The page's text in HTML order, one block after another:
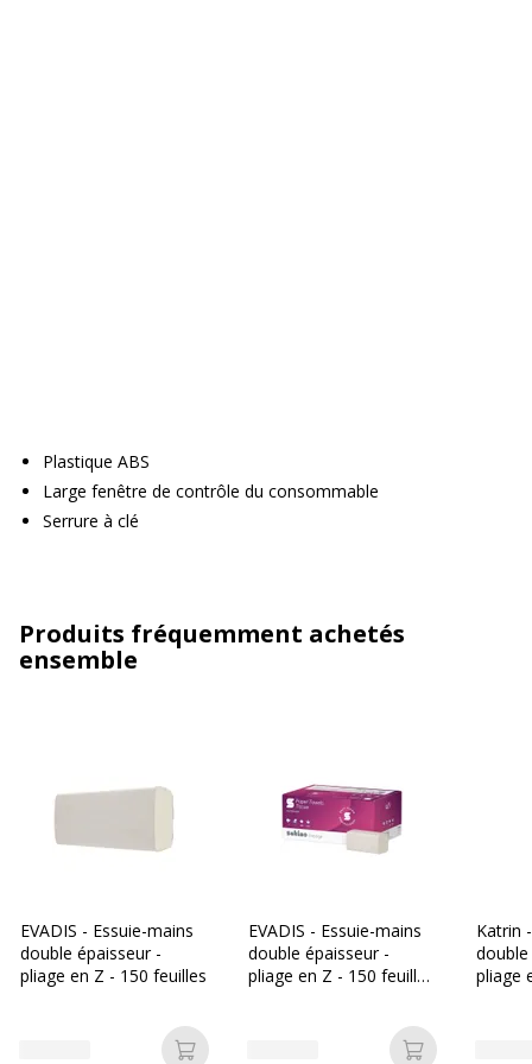
Plastique ABS
Large fenêtre de contrôle du consommable
Serrure à clé
Produits fréquemment achetés
ensemble
EVADIS - Essuie-mains
double épaisseur -
pliage en Z - 150 feuilles
EVADIS - Essuie-mains
double épaisseur -
pliage en Z - 150 feuilles
Katrin
pliage